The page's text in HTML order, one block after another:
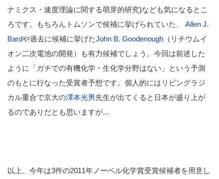
ナミクス・速度理論に関する萌芽的研究)なども気になるとこ
ろです。もちろんトムソンで候補に挙げられていた、 Allen J.
Bardや過去に候補に挙げたJohn B. Goodenough （リチウムイ
オン二次電池の開発）も有力候補でしょう。今回は前述した
ように「ガチでの有機化学・生化学分野はない」という予測
のもとに行なった受賞者予想です。個人的にはリビングラジ
カル重合で京大の澤本光男先生が出てくると日本が盛り上が
るのでありだとも思いますが…
以上、今年は3件の2011年ノーベル化学賞受賞候補者を用意し